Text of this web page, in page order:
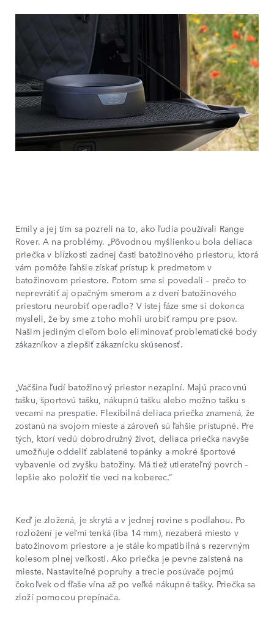
Emily a jej tím sa pozreli na to, ako ľudia používali Range
Rover. A na problémy. „Pôvodnou myšlienkou bola deliaca
priečka v blízkosti zadnej časti batožinového priestoru, ktorá
vám pomôže ľahšie získať prístup k predmetom v
batožinovom priestore. Potom sme si povedali – prečo to
neprevrátiť aj opačným smerom a z dverí batožinového
priestoru neurobiť operadlo? V istej fáze sme si dokonca
mysleli, že by sme z toho mohli urobiť rampu pre psov.
Našim jediným cieľom bolo eliminovať problematické body
zákazníkov a zlepšiť zákaznícku skúsenosť.
„Väčšina ľudí batožinový priestor nezaplní. Majú pracovnú
tašku, športovú tašku, nákupnú tašku alebo možno tašku s
vecami na prespatie. Flexibilná deliaca priečka znamená, že
zostanú na svojom mieste a zároveň sú ľahšie prístupné. Pre
tých, ktorí vedú dobrodružný život, deliaca priečka navyše
umožňuje oddeliť zablatené topánky a mokré športové
vybavenie od zvyšku batožiny. Má tiež utierateľný povrch –
lepšie ako položiť tie veci na koberec.“
Keď je zložená, je skrytá a v jednej rovine s podlahou. Po
rozložení je veľmi tenká (iba 14 mm), nezaberá miesto v
batožinovom priestore a je stále kompatibilná s rezervným
kolesom plnej veľkosti. Ako priečka je pevne zaistená na
mieste. Nastaviteľné popruhy a trecie posúvače pojmú
čokoľvek od fľaše vína až po veľké nákupné tašky. Priečka sa
zloží pomocou prepínača.